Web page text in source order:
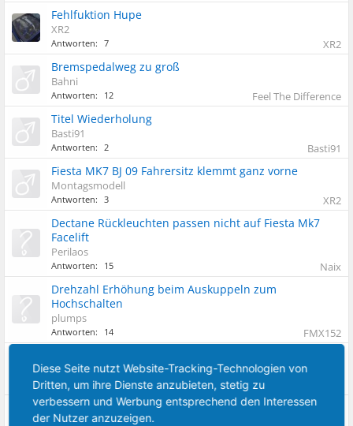
Fehlfuktion Hupe
XR2
Antworten: 7 XR2
Bremspedalweg zu groß
Bahni
Antworten: 12 Feel The Difference
Titel Wiederholung
Basti91
Antworten: 2 Basti91
Fiesta MK7 BJ 09 Fahrersitz klemmt ganz vorne
Montagsmodell
Antworten: 3 XR2
Dectane Rückleuchten passen nicht auf Fiesta Mk7
Facelift
Perilaos
Antworten: 15 Naix
Drehzahl Erhöhung beim Auskuppeln zum
Hochschalten
plumps
Antworten: 14 FMX152
Jan h.
Antworten: 1 Feel The Difference
Kratzgeräusch vorne rechts
Mschips
Diese Seite nutzt Website-Tracking-Technologien von
Dritten, um ihre Dienste anzubieten, stetig zu
verbessern und Werbung entsprechend den Interessen
der Nutzer anzuzeigen.